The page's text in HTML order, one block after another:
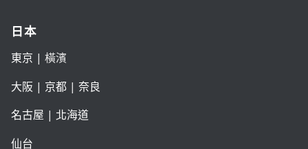
日本
東京 | 橫濱
大阪 | 京都| 奈良
名古屋 | 北海道
仙台